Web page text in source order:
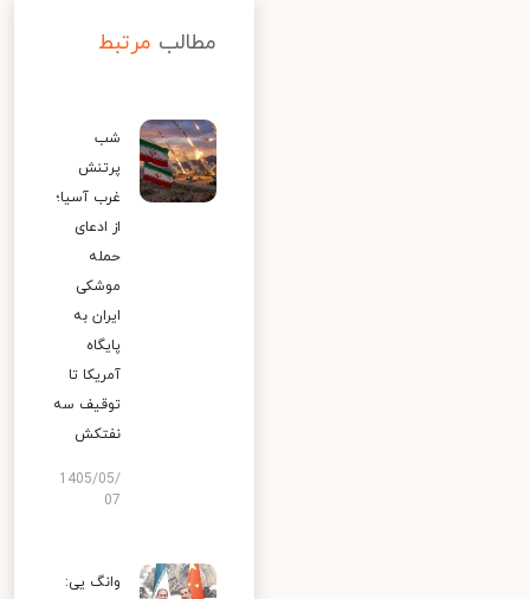
مطالب مرتبط
شب
پرتنش
غرب آسیا؛
از ادعای
حمله
موشکی
ایران به
پایگاه
آمریکا تا
توقیف سه
نفتکش
1405/05/
07
وانگ یی: